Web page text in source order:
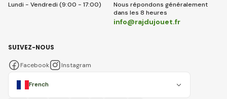
Lundi - Vendredi (9:00 - 17:00)
Nous répondons généralement
dans les 8 heures
info@rajdujouet.fr
French
SUIVEZ-NOUS
Facebook Instagram